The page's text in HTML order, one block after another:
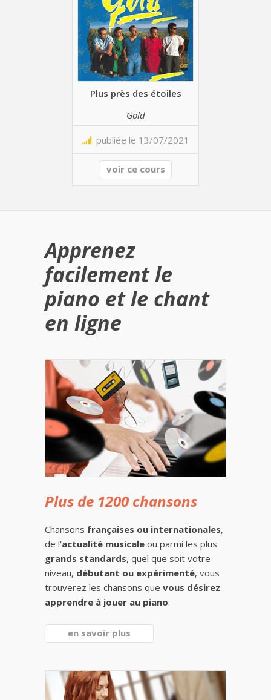
Plus près des étoiles
Gold
publiée le 13/07/2021
voir ce cours
Apprenez
facilement le
piano et le chant
en ligne
Plus de 1200 chansons
Chansons françaises ou internationales,
de l'actualité musicale ou parmi les plus
grands standards, quel que soit votre
niveau, débutant ou expérimenté, vous
trouverez les chansons que vous désirez
apprendre à jouer au piano.
en savoir plus